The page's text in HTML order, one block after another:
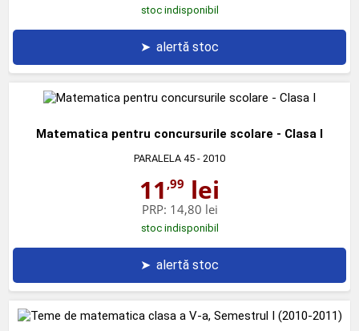
stoc indisponibil
➤ alertă stoc
Matematica pentru concursurile scolare - Clasa I
PARALELA 45 - 2010
11 ,99 lei
PRP: 14,80 lei
stoc indisponibil
➤ alertă stoc